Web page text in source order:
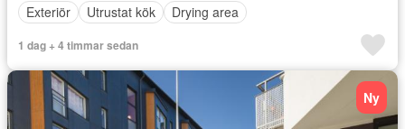
Exteriör
Utrustat kök Drying area
1 dag + 4 timmar sedan
Ny